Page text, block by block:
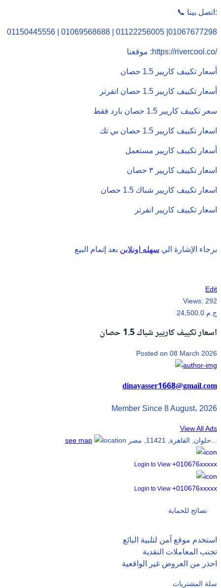
📞 اتصل بينا:
01150445556 | 01069568688 | 01122256005 |01067677298
موقعنا :https://rivercool.co/
أسعار تكييف كاريير 1.5 حصان
أسعار تكييف كاريير 1.5 حصان انفرتر
سعر تكييف كاريير 1.5 حصان بارد فقط
اسعار تكييف كاريير 1.5 حصان بي تك
أسعار تكييف كاريير مستعمل
اسعار تكييف كاريير ٣ حصان
اسعار تكييف كاريير شباك 1.5 حصان
اسعار تكييف كاريير انفرتر
برجاء الإشارة الي سهله اونلاين بعد إتمام البيع
Edit
Views: 292
24,500.0 ج.م
اسعار تكييف كاريير شباك 1.5 حصان
Posted on 08 March 2026
dinayasser1668@gmail.com
Member Since 8 August، 2026
View All Ads
see map
Login to View +010676xxxxx
Login to View +010676xxxxx
نصائح للحماية
استخدم موقع آمن لتلبية البائع
تجنب المعاملات النقدية
احذر من العروض غير الواقعية
سلة المشتريات